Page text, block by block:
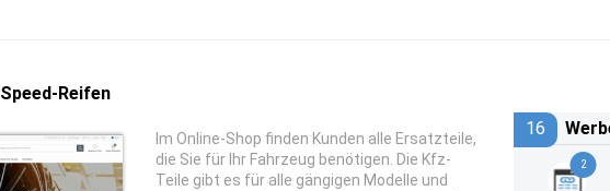
Speed-Reifen
Im Online-Shop finden Kunden alle Ersatzteile,
die Sie für Ihr Fahrzeug benötigen. Die Kfz-
Teile gibt es für alle gängigen Modelle und
16
2